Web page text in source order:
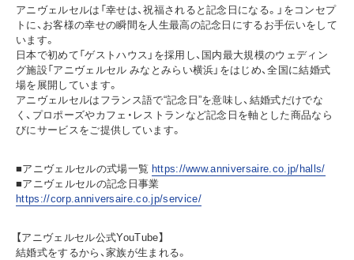
アニヴェルセルは「幸せは、祝福されると記念日になる。」をコンセプ
トに、お客様の幸せの瞬間を人生最高の記念日にするお手伝いをして
います。
日本で初めて「ゲストハウス」を採用し、国内最大規模のウェディン
グ施設「アニヴェルセル みなとみらい横浜」をはじめ、全国に結婚式
場を展開しています。
アニヴェルセルはフランス語で“記念日”を意味し、結婚式だけでな
く、プロポーズやカフェ・レストランなど記念日を軸とした商品なら
びにサービスをご提供しています。
■アニヴェルセルの式場一覧 https://www.anniversaire.co.jp/halls/
■アニヴェルセルの記念日事業
https://corp.anniversaire.co.jp/service/
【アニヴェルセル公式YouTube】
結婚式をするから、家族が生まれる。